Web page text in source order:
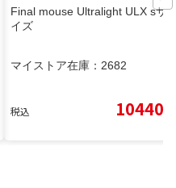
Final mouse Ultralight ULX sサ
イズ
マイストア在庫： 2682
税込 10440